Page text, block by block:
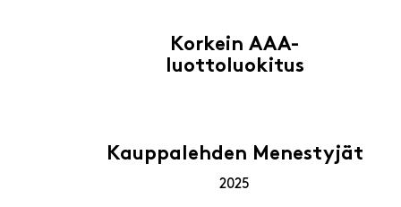
Korkein AAA-
luottoluokitus
Kauppalehden Menestyjät
2025